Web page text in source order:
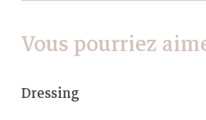
Vous pourriez
Dressing